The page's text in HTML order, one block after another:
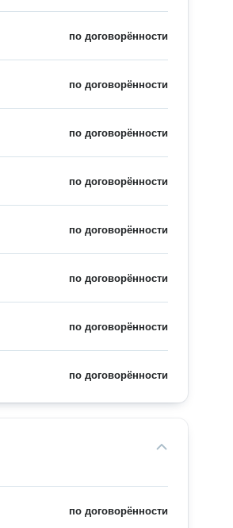
по договорённости
по договорённости
по договорённости
по договорённости
по договорённости
по договорённости
по договорённости
по договорённости
по договорённости